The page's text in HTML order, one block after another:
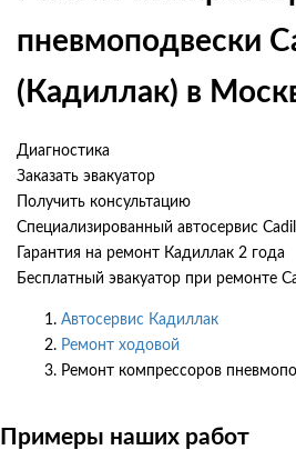
пневмоподвески
(Кадиллак) в
Диагностика
Заказать эвакуатор
Получить консультацию
Специализированный автосервис
Гарантия на ремонт Кадиллак 2 года
Бесплатный эвакуатор при ремонте
Автосервис Кадиллак
Ремонт ходовой
Ремонт компрессоров
Примеры наших работ